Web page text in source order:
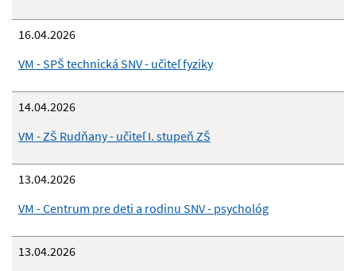
16.04.2026
VM - SPŠ technická SNV - učiteľ fyziky
14.04.2026
VM - ZŠ Rudňany - učiteľ I. stupeň ZŠ
13.04.2026
VM - Centrum pre deti a rodinu SNV - psychológ
13.04.2026